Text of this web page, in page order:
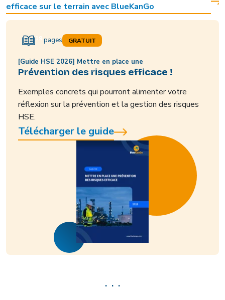
efficace sur le terrain avec BlueKanGo
19pages GRATUIT
[Guide HSE 2026] Mettre en place une
Prévention des risques efficace !
Exemples concrets qui pourront alimenter votre
réflexion sur la prévention et la gestion des risques
HSE.
Télécharger le guide
. . .